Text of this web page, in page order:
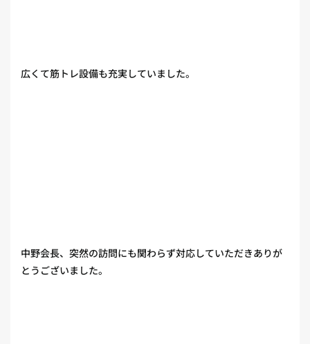
広くて筋トレ設備も充実していました。
中野会長、突然の訪問にも関わらず対応していただきありが
とうございました。